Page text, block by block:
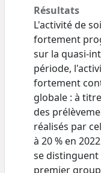
Résultats
L'activité de
fortement
sur la quasi-
période,
fortement
globale : à
des
réalisés par
à 20 % en
se distinguent
premier